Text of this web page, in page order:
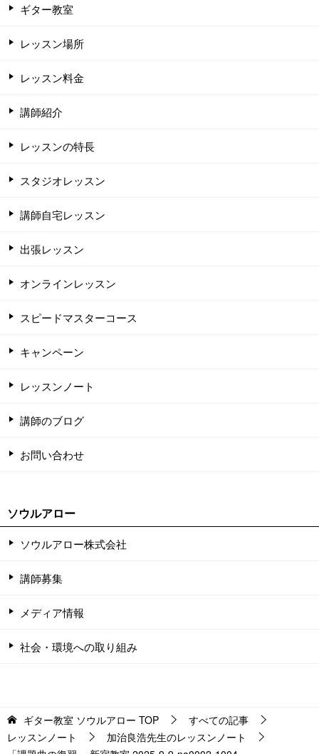
ギター教室
レッスン場所
レッスン料金
講師紹介
レッスンの特長
スタジオレッスン
講師自宅レッスン
出張レッスン
オンラインレッスン
スピードマスターコース
キャンペーン
レッスンノート
講師のブログ
お問い合わせ
ソウルアロー
ソウルアロー株式会社
講師募集
メディア情報
社会・環境への取り組み
ギター教室 ソウルアロー TOP
すべての記事
レッスンノート
加治良浩先生のレッスンノート